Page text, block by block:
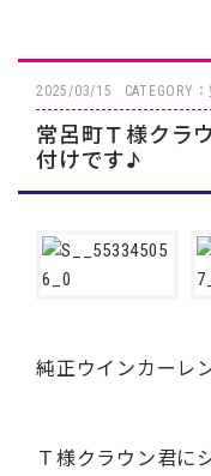
2025/03/15 CATEGORY
常呂町Ｔ様クラ
付けです♪
純正ウインカーレ
Ｔ様クラウン君に